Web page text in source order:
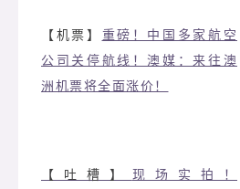
【机票】 重磅！中国多家航空
公司关停航线！澳媒：来往澳
洲机票将全面涨价！
【吐槽】 现场实拍！